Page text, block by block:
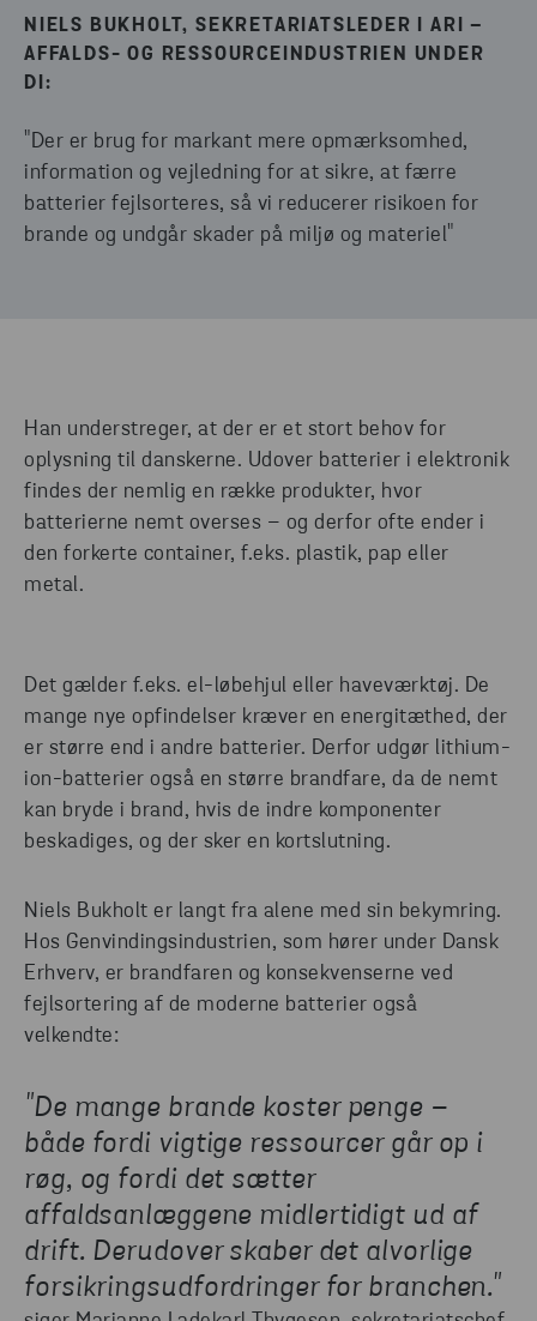
NIELS BUKHOLT, SEKRETARIATSLEDER I ARI –
AFFALDS- OG RESSOURCEINDUSTRIEN UNDER
DI:
"Der er brug for markant mere opmærksomhed,
information og vejledning for at sikre, at færre
batterier fejlsorteres, så vi reducerer risikoen for
brande og undgår skader på miljø og materiel"
Han understreger, at der er et stort behov for
oplysning til danskerne. Udover batterier i elektronik
findes der nemlig en række produkter, hvor
batterierne nemt overses – og derfor ofte ender i
den forkerte container, f.eks. plastik, pap eller
metal.
Det gælder f.eks. el-løbehjul eller haveværktøj. De
mange nye opfindelser kræver en energitæthed, der
er større end i andre batterier. Derfor udgør lithium-
ion-batterier også en større brandfare, da de nemt
kan bryde i brand, hvis de indre komponenter
beskadiges, og der sker en kortslutning.
Niels Bukholt er langt fra alene med sin bekymring.
Hos Genvindingsindustrien, som hører under Dansk
Erhverv, er brandfaren og konsekvenserne ved
fejlsortering af de moderne batterier også
velkendte:
"De mange brande koster penge –
både fordi vigtige ressourcer går op i
røg, og fordi det sætter
affaldsanlæggene midlertidigt ud af
drift. Derudover skaber det alvorlige
forsikringsudfordringer for branchen."